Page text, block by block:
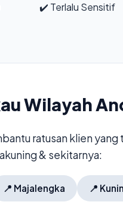
✔️ Terlalu Sensitif
Wilayah
ratusan klien yang
& sekitarnya:
📍 Majalengka 📍